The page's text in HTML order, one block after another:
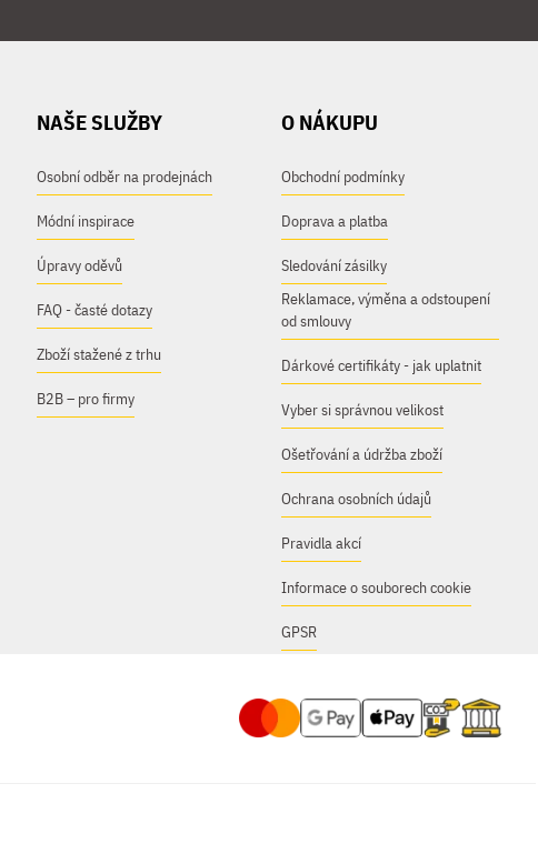
NAŠE SLUŽBY
Osobní odběr na prodejnách
Módní inspirace
Úpravy oděvů
FAQ - časté dotazy
Zboží stažené z trhu
B2B – pro firmy
O NÁKUPU
Obchodní podmínky
Doprava a platba
Sledování zásilky
Reklamace, výměna a odstoupení
od smlouvy
Dárkové certifikáty - jak uplatnit
Vyber si správnou velikost
Ošetřování a údržba zboží
Ochrana osobních údajů
Pravidla akcí
Informace o souborech cookie
GPSR